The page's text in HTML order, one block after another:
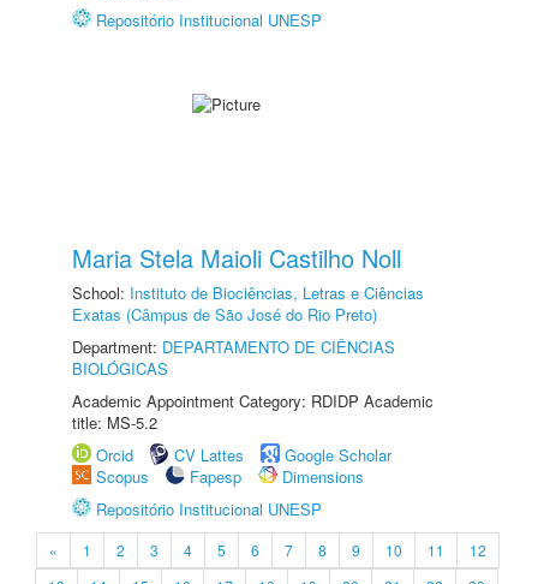
Repositório Institucional UNESP
Maria Stela Maioli Castilho Noll
School: Instituto de Biociências, Letras e Ciências
Exatas (Câmpus de São José do Rio Preto)
Department: DEPARTAMENTO DE CIÊNCIAS
BIOLÓGICAS
Academic Appointment Category: RDIDP Academic
title: MS-5.2
Orcid
CV Lattes
Google Scholar
Scopus
Fapesp
Dimensions
Repositório Institucional UNESP
« 1 2 3 4 5 6 7 8 9 10 11
12